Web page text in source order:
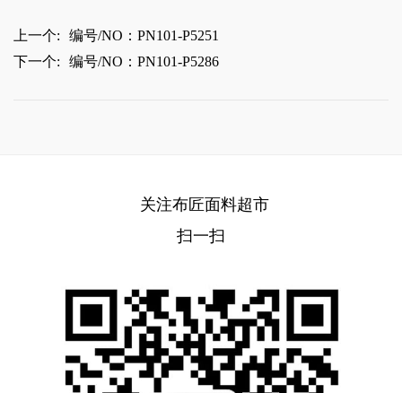
上一个:
编号/NO：PN101-P5251
下一个:
编号/NO：PN101-P5286
关注布匠面料超市
扫一扫